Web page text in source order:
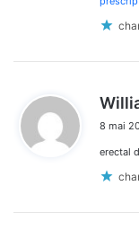
8 mai
erectal